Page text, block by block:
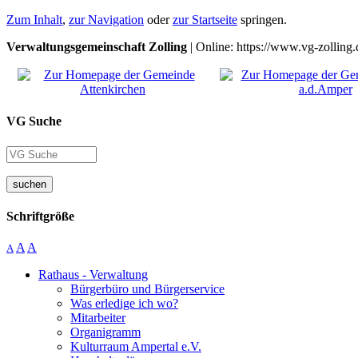
Zum Inhalt, zur Navigation oderzur Startseite springen.
Verwaltungsgemeinschaft Zolling | Online: https://www.vg-
VG Suche
suchen
Schriftgröße
A A A
Rathaus - Verwaltung
Bürgerbüro und Bürgerservice
Was erledige ich wo?
Mitarbeiter
Organigramm
Kulturraum Ampertal e.V.